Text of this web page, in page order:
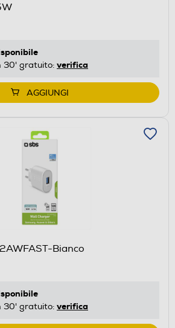
30' gratuito: verifica
AGGIUNGI
Bianco
30' gratuito: verifica